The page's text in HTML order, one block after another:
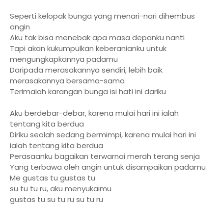
Seperti kelopak bunga yang menari-nari dihembus
angin
Aku tak bisa menebak apa masa depanku nanti
Tapi akan kukumpulkan keberanianku untuk
mengungkapkannya padamu
Daripada merasakannya sendiri, lebih baik
merasakannya bersama-sama
Terimalah karangan bunga isi hati ini dariku
Aku berdebar-debar, karena mulai hari ini ialah
tentang kita berdua
Diriku seolah sedang bermimpi, karena mulai hari ini
ialah tentang kita berdua
Perasaanku bagaikan terwarnai merah terang senja
Yang terbawa oleh angin untuk disampaikan padamu
Me gustas tu gustas tu
su tu tu ru, aku menyukaimu
gustas tu su tu ru su tu ru